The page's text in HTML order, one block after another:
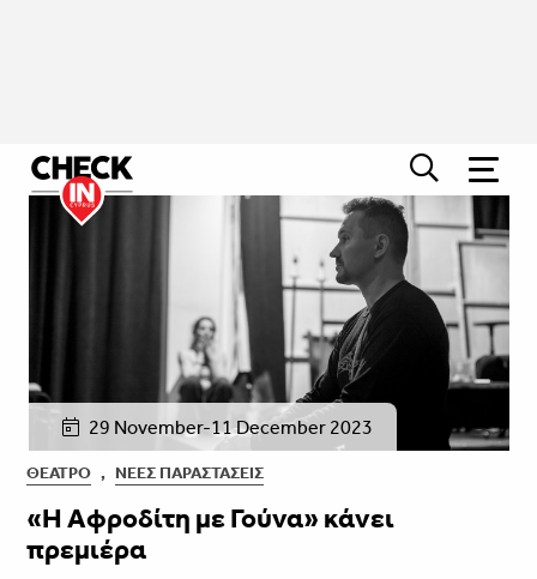
29 November-11 December 2023
ΘΈΑΤΡΟ , ΝΈΕΣ ΠΑΡΑΣΤΆΣΕΙΣ
«Η Αφροδίτη με Γούνα» κάνει
πρεμιέρα